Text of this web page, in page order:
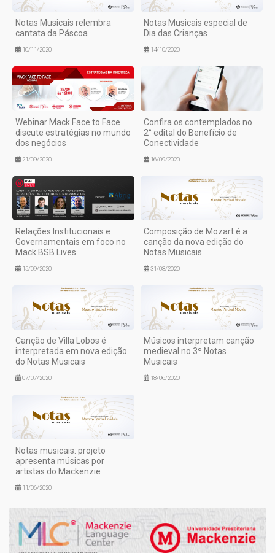
Notas Musicais relembra
cantata da Páscoa
10/11/2020
Notas Musicais especial de
Dia das Crianças
14/10/2020
Webinar Mack Face to Face
discute estratégias no mundo
dos negócios
21/09/2020
Confira os contemplados no
2° edital do Benefício de
Conectividade
16/09/2020
Relações Institucionais e
Governamentais em foco no
Mack BSB Lives
15/09/2020
Composição de Mozart é a
canção da nova edição do
Notas Musicais
31/08/2020
Canção de Villa Lobos é
interpretada em nova edição
do Notas Musicais
07/07/2020
Músicos interpretam canção
medieval no 3º Notas
Musicais
18/06/2020
Notas musicais: projeto
apresenta músicas por
artistas do Mackenzie
11/06/2020